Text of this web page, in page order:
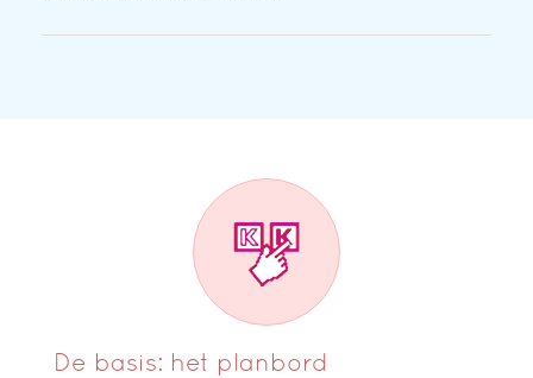
De basis: het planbord